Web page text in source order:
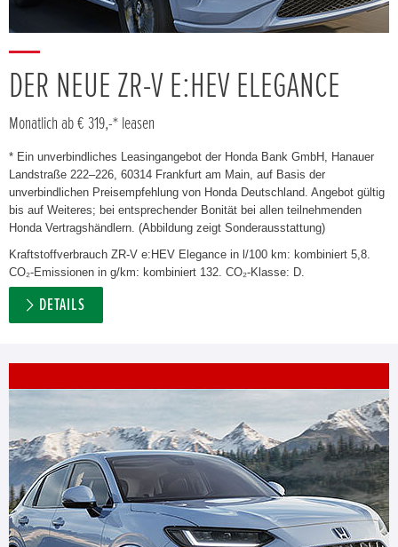
DER NEUE ZR-V E:HEV ELEGANCE
Monatlich ab € 319,-* leasen
* Ein unverbindliches Leasingangebot der Honda Bank GmbH, Hanauer
Landstraße 222–226, 60314 Frankfurt am Main, auf Basis der
unverbindlichen Preisempfehlung von Honda Deutschland. Angebot gültig
bis auf Weiteres; bei entsprechender Bonität bei allen teilnehmenden
Honda Vertragshändlern. (Abbildung zeigt Sonderausstattung)
Kraftstoffverbrauch ZR-V e:HEV Elegance in l/100 km: kombiniert 5,8.
CO₂-Emissionen in g/km: kombiniert 132. CO₂-Klasse: D.
DETAILS